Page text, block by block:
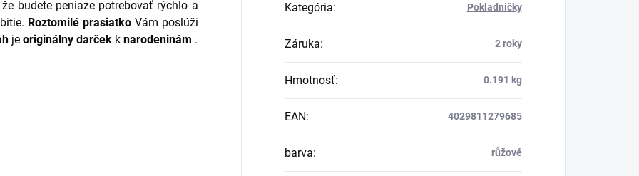
že budete peniaze potrebovať rýchlo a
Roztomilé prasiatkoVám poslúži
je originálny darček k narodeninám .
Kategória: Pokladničky
Záruka: 2 roky
Hmotnosť: 0.191 kg
EAN: 4029811279685
barva: růžové